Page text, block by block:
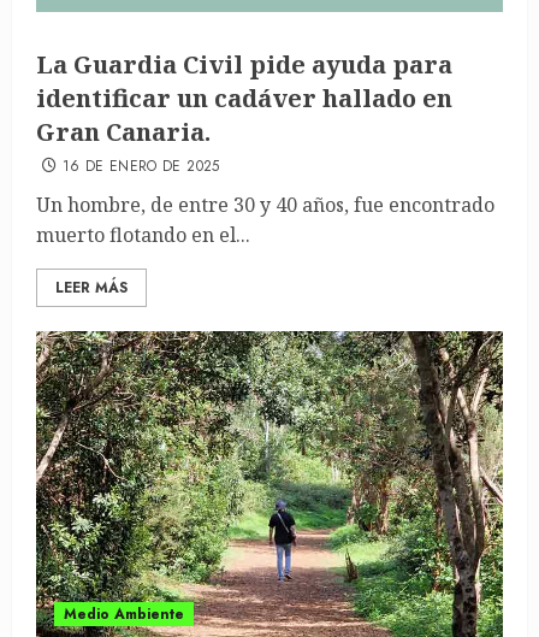
La Guardia Civil pide ayuda para
identificar un cadáver hallado en
Gran Canaria.
16 DE ENERO DE 2025
Un hombre, de entre 30 y 40 años, fue encontrado
muerto flotando en el...
LEER MÁS
Medio Ambiente